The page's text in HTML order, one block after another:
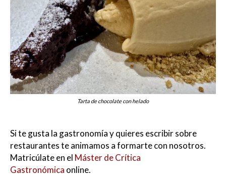
Tarta de chocolate con helado
Si te gusta la gastronomía y quieres escribir sobre
restaurantes te animamos a formarte con nosotros.
Matricúlate en el Máster de Crítica
Gastronómica online.